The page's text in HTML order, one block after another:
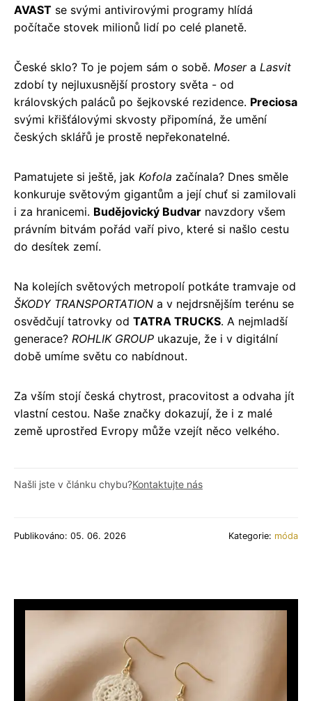
AVAST se svými antivirovými programy hlídá
počítače stovek milionů lidí po celé planetě.
České sklo? To je pojem sám o sobě. Mosera Lasvit
zdobí ty nejluxusnější prostory světa - od
královských paláců po šejkovské rezidence. Preciosa
svými křišťálovými skvosty připomíná, že umění
českých sklářů je prostě nepřekonatelné.
Pamatujete si ještě, jak Kofola začínala? Dnes směle
konkuruje světovým gigantům a její chuť si zamilovali
i za hranicemi. Budějovický Budvar navzdory všem
právním bitvám pořád vaří pivo, které si našlo cestu
do desítek zemí.
Na kolejích světových metropolí potkáte tramvaje od
ŠKODY TRANSPORTATION a v nejdrsnějším terénu se
osvědčují tatrovky od TATRA TRUCKS. A nejmladší
generace? ROHLIK GROUP ukazuje, že i v digitální
době umíme světu co nabídnout.
Za vším stojí česká chytrost, pracovitost a odvaha jít
vlastní cestou. Naše značky dokazují, že i z malé
země uprostřed Evropy může vzejít něco velkého.
Našli jste v článku chybu?Kontaktujte nás
Publikováno: 05. 06. 2026 Kategorie: móda